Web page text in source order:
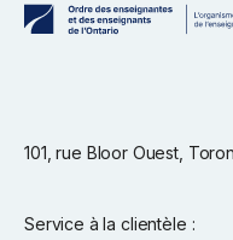
101, rue Bloor Ouest,
Service à la clientèle :